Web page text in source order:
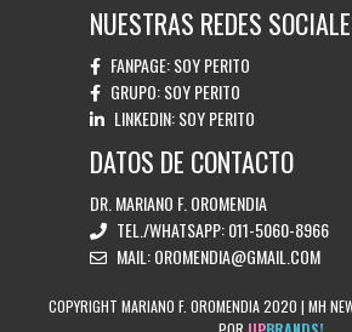
NUESTRAS REDES
FANPAGE:SOY PERITO
GRUPO:SOY PERITO
LINKEDIN:SOY PERITO
DATOS DE CONTACTO
DR. MARIANO F. OROMENDIA
TEL./WHATSAPP:011-5060-8966
MAIL:OROMENDIA@GMAIL.COM
COPYRIGHT MARIANO F. OROMENDIA 2020 | MH